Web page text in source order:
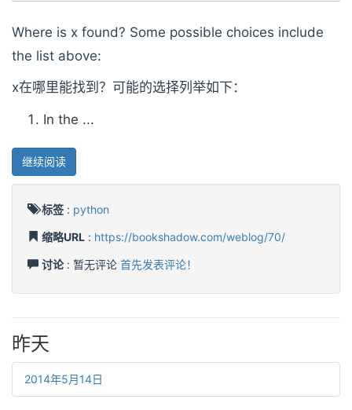
Where is x found? Some possible choices include
the list above:
x在哪里能找到？可能的选择列举如下：
In the ...
继续阅读
标签 : python
缩略URL : https://bookshadow.com/weblog/70/
讨论: 暂无评论 首先发表评论！
昨天
2014年5月14日